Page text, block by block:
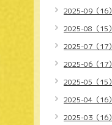
2025-09（16）
2025-08（15）
2025-07（17）
2025-06（17）
2025-05（15）
2025-04（16）
2025-03（16）